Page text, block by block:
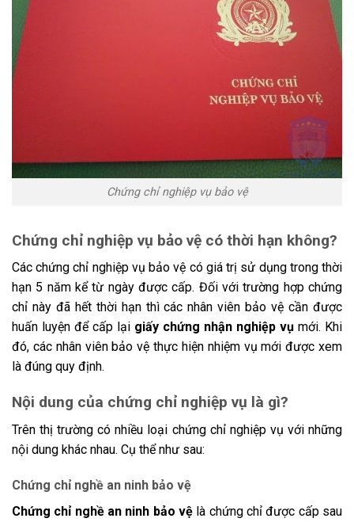
Chứng chỉ nghiệp vụ bảo vệ
Chứng chỉ nghiệp vụ bảo vệ có thời hạn không?
Các chứng chỉ nghiệp vụ bảo vệ có giá trị sử dụng trong thời
hạn 5 năm kể từ ngày được cấp. Đối với trường hợp chứng
chỉ này đã hết thời hạn thì các nhân viên bảo vệ cần được
huấn luyện để cấp lại giấy chứng nhận nghiệp vụ mới. Khi
đó, các nhân viên bảo vệ thực hiện nhiệm vụ mới được xem
là đúng quy định.
Nội dung của chứng chỉ nghiệp vụ là gì?
Trên thị trường có nhiều loại chứng chỉ nghiệp vụ với những
nội dung khác nhau. Cụ thể như sau:
Chứng chỉ nghề an ninh bảo vệ
Chứng chỉ nghề an ninh bảo vệ là chứng chỉ được cấp sau